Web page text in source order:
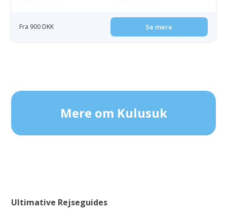
Fra 900 DKK Se mere
Mere om Kulusuk
Ultimative Rejseguides